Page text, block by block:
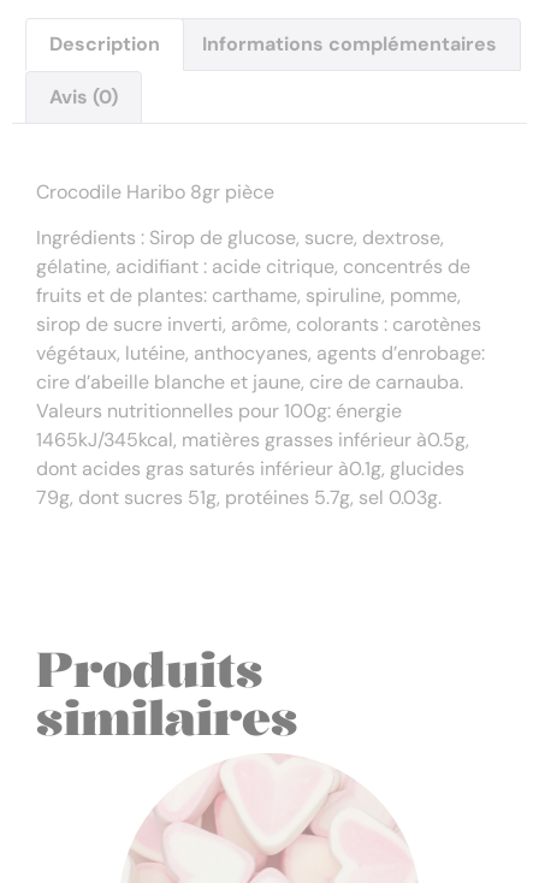
Description Informations complémentaires
Avis (0)
Crocodile Haribo 8gr pièce
Ingrédients : Sirop de glucose, sucre, dextrose,
gélatine, acidifiant : acide citrique, concentrés de
fruits et de plantes: carthame, spiruline, pomme,
sirop de sucre inverti, arôme, colorants : carotènes
végétaux, lutéine, anthocyanes, agents d’enrobage:
cire d’abeille blanche et jaune, cire de carnauba.
Valeurs nutritionnelles pour 100g: énergie
1465kJ/345kcal, matières grasses inférieur à0.5g,
dont acides gras saturés inférieur à0.1g, glucides
79g, dont sucres 51g, protéines 5.7g, sel 0.03g.
Produits
similaires